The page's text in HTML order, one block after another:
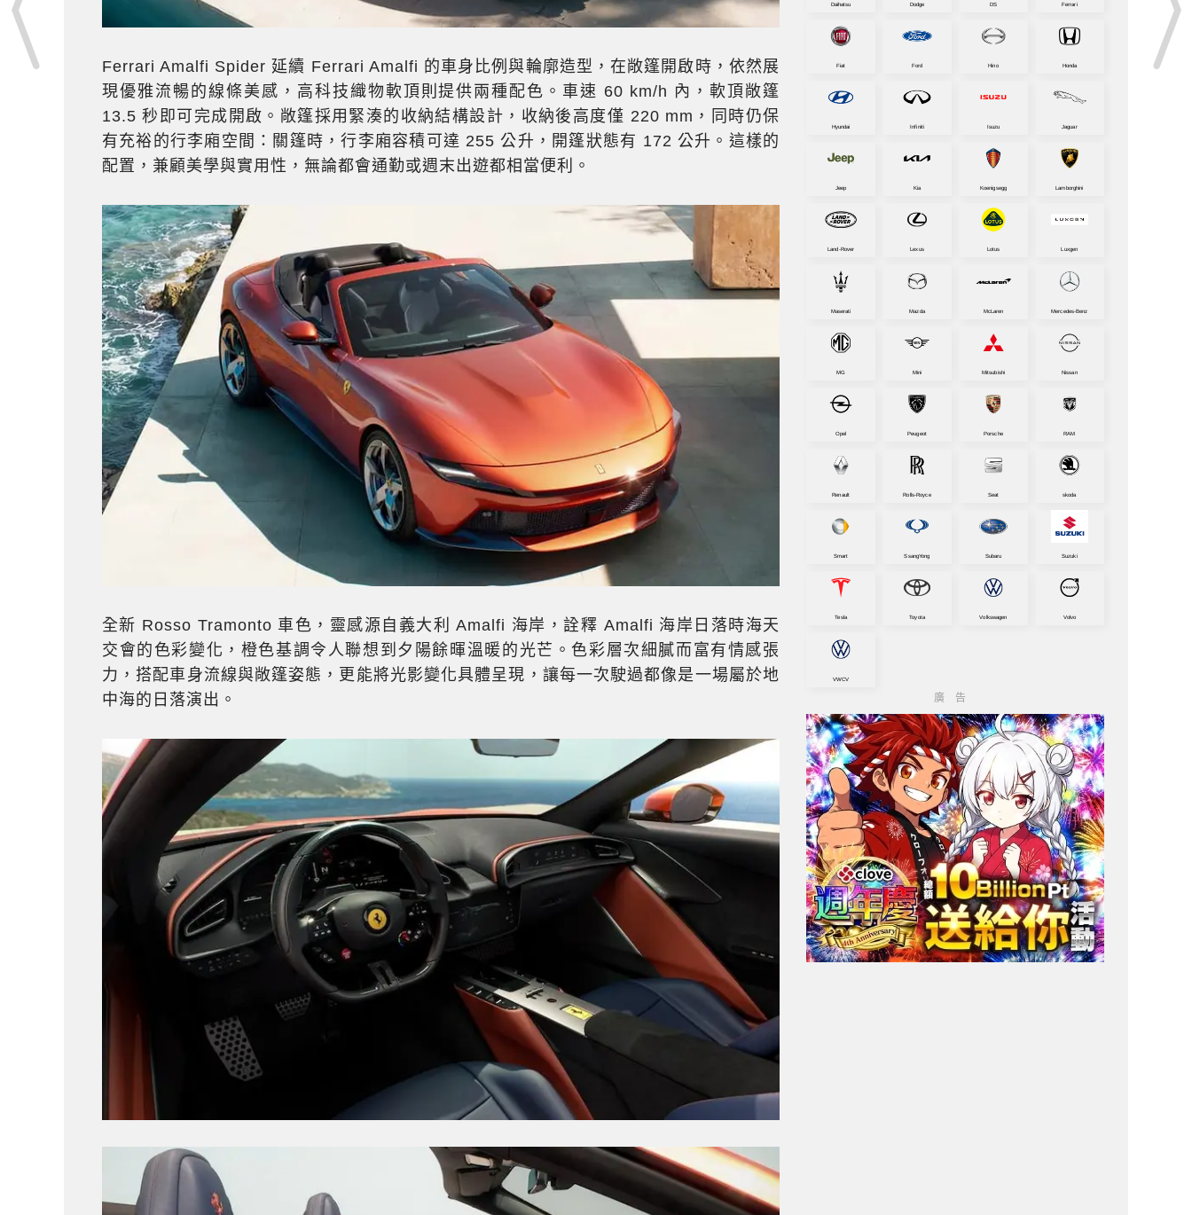
Ferrari Amalfi Spider 延續 Ferrari Amalfi 的車身比例與輪廓造型，在敞篷開啟時，依然展
現優雅流暢的線條美感，高科技織物軟頂則提供兩種配色。車速 60 km/h 內，軟頂敞篷
13.5 秒即可完成開啟。敞篷採用緊湊的收納結構設計，收納後高度僅 220 mm，同時仍保
有充裕的行李廂空間：關篷時，行李廂容積可達 255 公升，開篷狀態有 172 公升。這樣的
配置，兼顧美學與實用性，無論都會通勤或週末出遊都相當便利。
全新 Rosso Tramonto 車色，靈感源自義大利 Amalfi 海岸，詮釋 Amalfi 海岸日落時海天
交會的色彩變化，橙色基調令人聯想到夕陽餘暉溫暖的光芒。色彩層次細膩而富有情感張
力，搭配車身流線與敞篷姿態，更能將光影變化具體呈現，讓每一次駛過都像是一場屬於地
中海的日落演出。
Daihatsu Dodge DS Ferrari
Fiat Ford Hino Honda
Hyundai Infiniti Isuzu Jaguar
Jeep Kia Koenigsegg Lamborghini
Land-Rover Lexus Lotus Luxgen
Maserati Mazda McLaren Mercedes-Benz
MG Mini Mitsubishi Nissan
Opel Peugeot Porsche RAM
Renault Rolls-Royce Seat skoda
Smart SsangYong Subaru Suzuki
Tesla Toyota Volkswagen Volvo
VWCV
廣告